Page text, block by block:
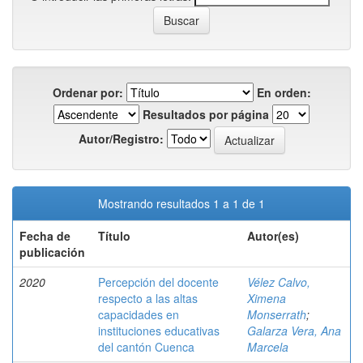
Ordenar por:
En orden:
Resultados por página
Autor/Registro:
Mostrando resultados 1 a 1 de 1
Fecha de
publicación
Título Autor(es)
2020
Percepción del docente
respecto a las altas
capacidades en
instituciones educativas
del cantón Cuenca
Vélez Calvo,
Ximena
Monserrath;
Galarza Vera, Ana
Marcela